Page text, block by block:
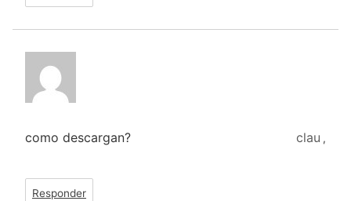
clau ,
como descargan?
Responder